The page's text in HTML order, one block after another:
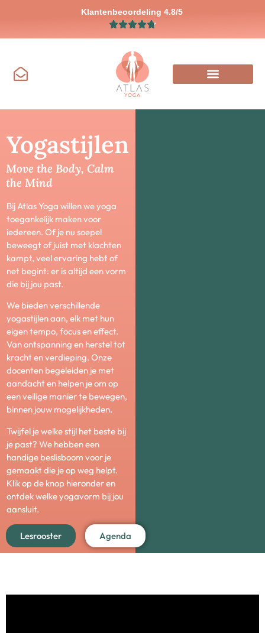
Klantenbeoordeling 4.8/5
Yogastijlen
Move the Body, Calm
the Mind
Bij Atlas Yoga willen we yoga
toegankelijk maken voor
iedereen. Of je nu soepel
beweegt of juist met klachten
kampt, veel ervaring hebt of
net begint: er is altijd een vorm
die bij jou past.
We bieden verschillende
yogastijlen aan, elk met hun
eigen tempo, focus en effect.
Van ontspanning en herstel tot
kracht en verdieping. Onze
docenten begeleiden je met
aandacht en helpen je om op
een veilige manier te bewegen,
binnen jouw mogelijkheden.
Twijfel je welke stijl het beste bij
je past? We hebben een
handige beslisboom voor je
gemaakt die je op weg helpt.
Klik op de knop hieronder en
ontdek welke yogavorm bij jou
aansluit.
Lesrooster Agenda